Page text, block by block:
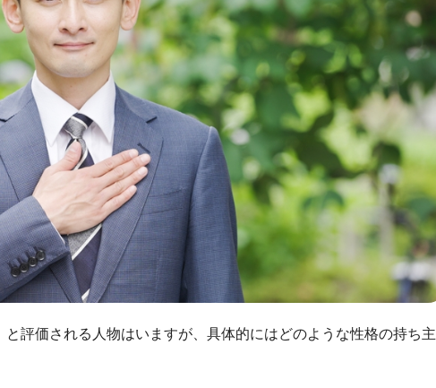
評価される人物はいますが、具体的にはどのような性格の持ち主